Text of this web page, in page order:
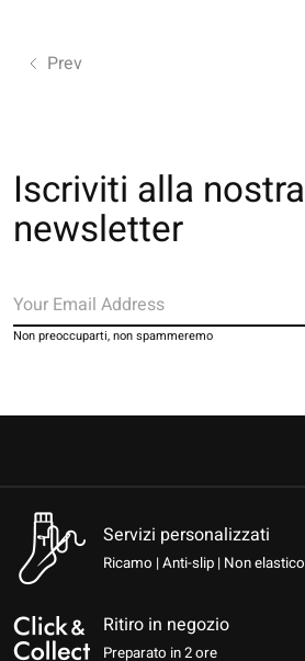
Prev
Iscriviti alla nostra
newsletter
Non preoccuparti, non spammeremo
Servizi personalizzati
Ricamo | Anti-slip | Non elastico
Ritiro in negozio
Preparato in 2 ore